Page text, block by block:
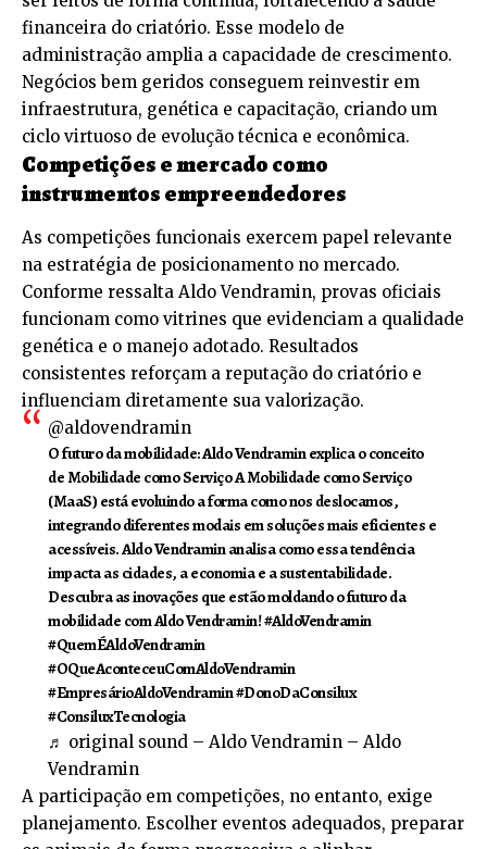
financeira do criatório. Esse modelo de
administração amplia a capacidade de crescimento.
Negócios bem geridos conseguem reinvestir em
infraestrutura, genética e capacitação, criando um
ciclo virtuoso de evolução técnica e econômica.
Competições e mercado como
instrumentos empreendedores
As competições funcionais exercem papel relevante
na estratégia de posicionamento no mercado.
Conforme ressalta Aldo Vendramin, provas oficiais
funcionam como vitrines que evidenciam a qualidade
genética e o manejo adotado. Resultados
consistentes reforçam a reputação do criatório e
influenciam diretamente sua valorização.
@aldovendramin
O futuro da mobilidade: Aldo Vendramin explica o conceito
de Mobilidade como Serviço A Mobilidade como Serviço
(MaaS) está evoluindo a forma como nos deslocamos,
integrando diferentes modais em soluções mais eficientes e
acessíveis. Aldo Vendramin analisa como essa tendência
impacta as cidades, a economia e a sustentabilidade.
Descubra as inovações que estão moldando o futuro da
mobilidade com Aldo Vendramin!#AldoVendramin
#QuemÉAldoVendramin
#OQueAconteceuComAldoVendramin
#EmpresárioAldoVendramin#DonoDaConsilux
#ConsiluxTecnologia
♬ original sound – Aldo Vendramin – Aldo
Vendramin
A participação em competições, no entanto, exige
planejamento. Escolher eventos adequados, preparar